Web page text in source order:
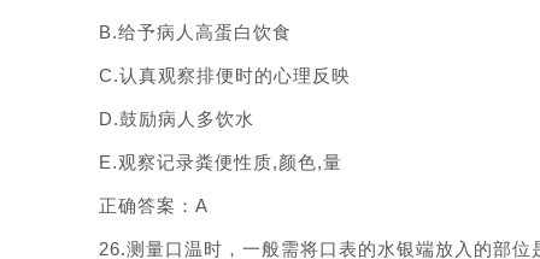
B.给予病人高蛋白饮食
C.认真观察排便时的心理反映
D.鼓励病人多饮水
E.观察记录粪便性质,颜色,量
正确答案：A
26.测量口温时，一般需将口表的水银端放入的部位